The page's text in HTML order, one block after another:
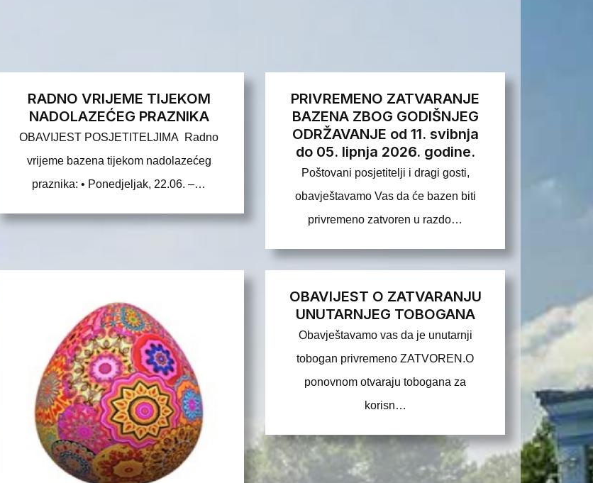
RADNO VRIJEME TIJEKOM
NADOLAZEĆEG PRAZNIKA
OBAVIJEST POSJETITELJIMA Radno
vrijeme bazena tijekom nadolazećeg
praznika: • Ponedjeljak, 22.06. –…
PRIVREMENO ZATVARANJE
BAZENA ZBOG GODIŠNJEG
ODRŽAVANJE od 11. svibnja
do 05. lipnja 2026. godine.
Poštovani posjetitelji i dragi gosti,
obavještavamo Vas da će bazen biti
privremeno zatvoren u razdo…
OBAVIJEST O ZATVARANJU
UNUTARNJEG TOBOGANA
Obavještavamo vas da je unutarnji
tobogan privremeno ZATVOREN.O
ponovnom otvaraju tobogana za
korisn…